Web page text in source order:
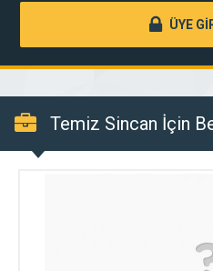
ÜYE
Temiz Sincan İçin